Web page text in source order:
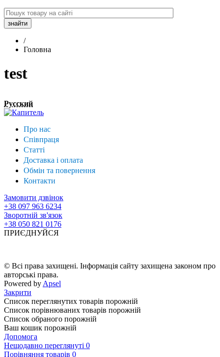
/
Головна
test
Русский
Про нас
Співпраця
Статті
Доставка і оплата
Обмін та повернення
Контакти
Замовити дзвінок
+38 097 963 6234
Зворотній зв'язок
+38 050 821 0176
ПРИЄДНУЙСЯ
© Всі права захищені. Інформація сайту захищена законом про
авторські права.
Powered by Apsel
Закрити
Список переглянутих товарів порожній
Список порівнюваних товарів порожній
Список обраного порожній
Ваш кошик порожній
Допомога
Нещодавно переглянуті 0
Порівняння товарів 0